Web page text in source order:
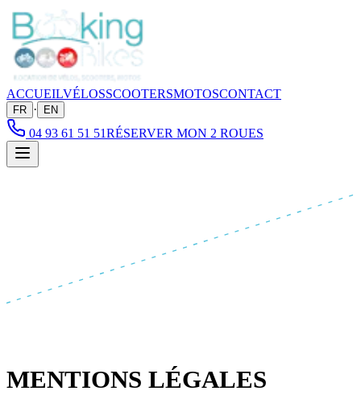
ACCUEILVÉLOSSCOOTERSMOTOSCONTACT
FR · EN
04 93 61 51 51RÉSERVER MON 2 ROUES
MENTIONS LÉGALES